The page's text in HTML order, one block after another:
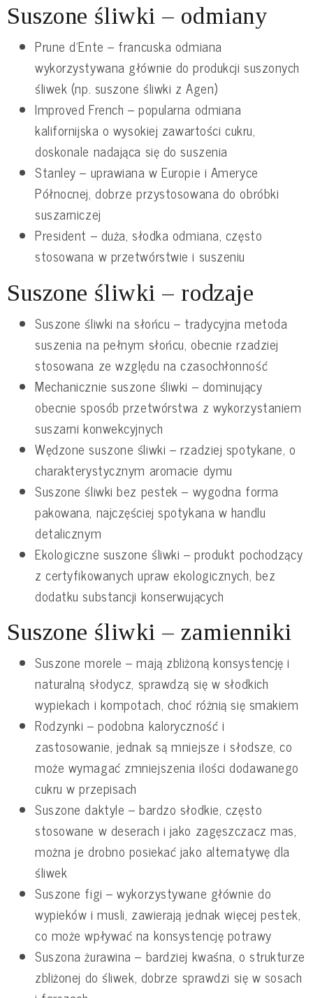
Suszone śliwki – odmiany
Prune d’Ente – francuska odmiana
wykorzystywana głównie do produkcji suszonych
śliwek (np. suszone śliwki z Agen)
Improved French – popularna odmiana
kalifornijska o wysokiej zawartości cukru,
doskonale nadająca się do suszenia
Stanley – uprawiana w Europie i Ameryce
Północnej, dobrze przystosowana do obróbki
suszarniczej
President – duża, słodka odmiana, często
stosowana w przetwórstwie i suszeniu
Suszone śliwki – rodzaje
Suszone śliwki na słońcu – tradycyjna metoda
suszenia na pełnym słońcu, obecnie rzadziej
stosowana ze względu na czasochłonność
Mechanicznie suszone śliwki – dominujący
obecnie sposób przetwórstwa z wykorzystaniem
suszarni konwekcyjnych
Wędzone suszone śliwki – rzadziej spotykane, o
charakterystycznym aromacie dymu
Suszone śliwki bez pestek – wygodna forma
pakowana, najczęściej spotykana w handlu
detalicznym
Ekologiczne suszone śliwki – produkt pochodzący
z certyfikowanych upraw ekologicznych, bez
dodatku substancji konserwujących
Suszone śliwki – zamienniki
Suszone morele – mają zbliżoną konsystencję i
naturalną słodycz, sprawdzą się w słodkich
wypiekach i kompotach, choć różnią się smakiem
Rodzynki – podobna kaloryczność i
zastosowanie, jednak są mniejsze i słodsze, co
może wymagać zmniejszenia ilości dodawanego
cukru w przepisach
Suszone daktyle – bardzo słodkie, często
stosowane w deserach i jako zagęszczacz mas,
można je drobno posiekać jako alternatywę dla
śliwek
Suszone figi – wykorzystywane głównie do
wypieków i musli, zawierają jednak więcej pestek,
co może wpływać na konsystencję potrawy
Suszona żurawina – bardziej kwaśna, o strukturze
zbliżonej do śliwek, dobrze sprawdzi się w sosach